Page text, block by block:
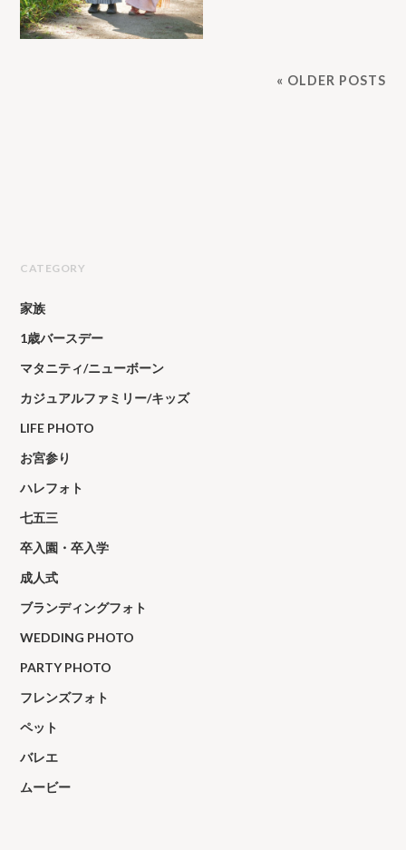
« OLDER POSTS
CATEGORY
家族
1歳バースデー
マタニティ/ニューボーン
カジュアルファミリー/キッズ
LIFE PHOTO
お宮参り
ハレフォト
七五三
卒入園・卒入学
成人式
ブランディングフォト
WEDDING PHOTO
PARTY PHOTO
フレンズフォト
ペット
バレエ
ムービー